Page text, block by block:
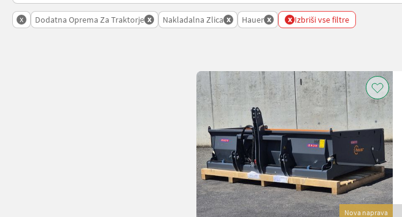
x Dodatna Oprema Za Traktorje x Nakladalna Zlica x Hauer x x Izbriši vse filtre
Nova naprava